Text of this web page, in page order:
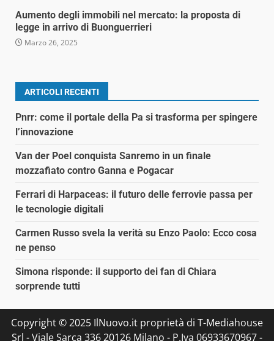
Aumento degli immobili nel mercato: la proposta di
legge in arrivo di Buonguerrieri
Marzo 26, 2025
ARTICOLI RECENTI
Pnrr: come il portale della Pa si trasforma per spingere
l’innovazione
Van der Poel conquista Sanremo in un finale
mozzafiato contro Ganna e Pogacar
Ferrari di Harpaceas: il futuro delle ferrovie passa per
le tecnologie digitali
Carmen Russo svela la verità su Enzo Paolo: Ecco cosa
ne penso
Simona risponde: il supporto dei fan di Chiara
sorprende tutti
Copyright © 2025 IlNuovo.it proprietà di T-Mediahouse
Srl - Viale Sarca 336 20126 Milano - P.Iva 06933670967 -